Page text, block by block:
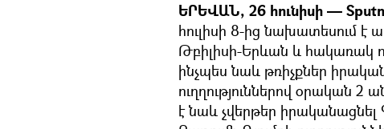
ԵՐԵՎԱՆ, 26 հունիսի —
հուլիսի 8-ից նախատեսում է
Թբիլիսի-Երևան և հակառակ
ինչպես նաև թռիչքներ
ուղղություններով օրական 2
է նաև չվերթեր իրականացնել